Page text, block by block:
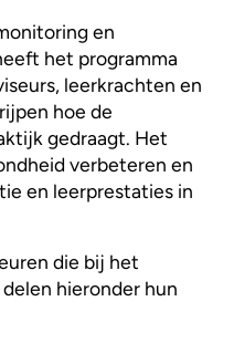
en
het programma
leerkrachten en
hoe de
gedraagt. Het
verbeteren en
en leerprestaties in
die bij het
hieronder hun